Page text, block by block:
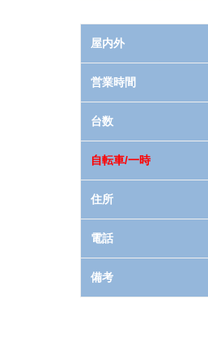
屋内外
営業時間
台数
自転車/一時
住所
電話
備考